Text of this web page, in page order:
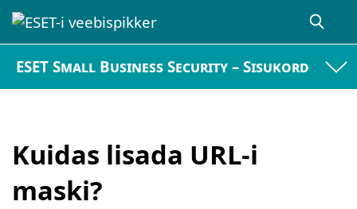
ESET Small Business Security – Sisukord
Kuidas lisada URL-i
maski?